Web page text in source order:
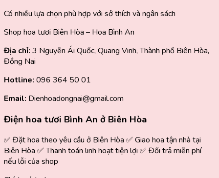
Có nhiều lựa chọn phù hợp với sở thích và ngân sách
Shop hoa tươi Biên Hòa – Hoa Bình An
Địa chỉ: 3 Nguyễn Ái Quốc, Quang Vinh, Thành phố Biên Hòa,
Đồng Nai
Hotline: 096 364 50 01
Email: Dienhoadongnai@gmail.com
Điện hoa tươi Bình An ở Biên Hòa
✅ Đặt hoa theo yêu cầu ở Biên Hòa ✅ Giao hoa tận nhà tại
Biên Hòa ✅ Thanh toán linh hoạt tiện lợi ✅ Đổi trả miễn phí
nếu lỗi của shop